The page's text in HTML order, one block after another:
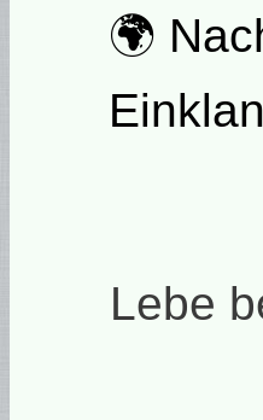
🌍
Lebe